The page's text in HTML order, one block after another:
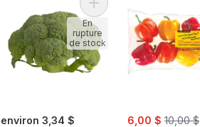
environ 3,34 $
Ajouter Couronnes de
En
rupture
de stock
sale:
6,00 $ ,10,00 $